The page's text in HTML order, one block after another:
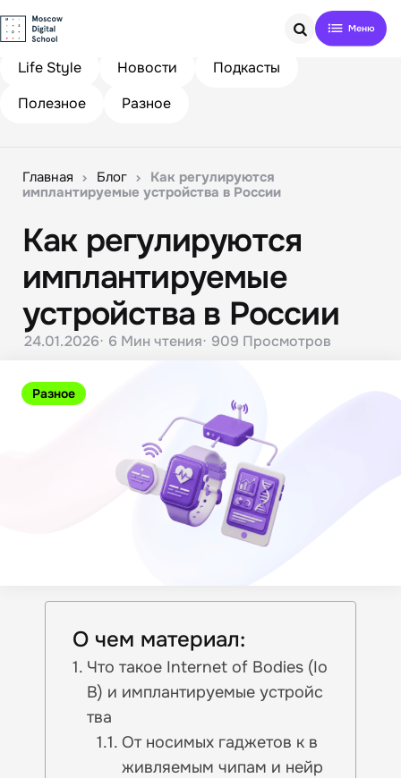
Search
Life Style
Новости
Подкасты
Полезное
Разное
Главная Блог
Как регулируются
имплантируемые устройства в России
Разное
Как регулируются
имплантируемые
устройства в России
24.01.2026 6 Мин чтения 909 Просмотров
О чем материал:
Что такое Internet of Bodies (Io
B) и имплантируемые устройс
тва
От носимых гаджетов к в
живляемым чипам и нейр